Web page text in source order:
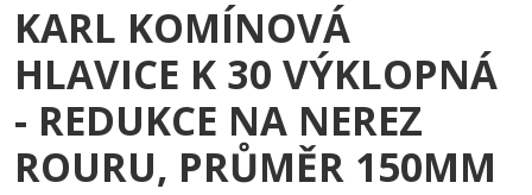
KARL KOMÍNOVÁ
HLAVICE K 30 VÝKLOPNÁ
- REDUKCE NA NEREZ
ROURU, PRŮMĚR 150MM